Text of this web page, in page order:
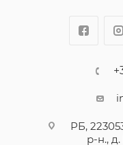
РБ,
р-н.,